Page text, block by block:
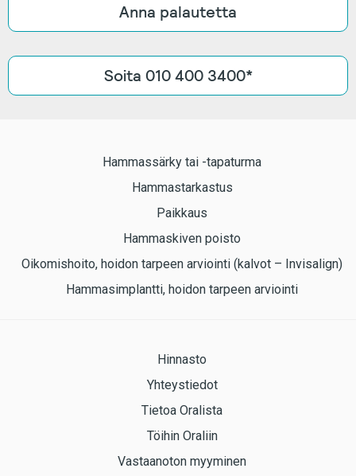
Anna palautetta
Soita 010 400 3400*
Hammassärky tai -tapaturma
Hammastarkastus
Paikkaus
Hammaskiven poisto
Oikomishoito, hoidon tarpeen arviointi (kalvot – Invisalign)
Hammasimplantti, hoidon tarpeen arviointi
Hinnasto
Yhteystiedot
Tietoa Oralista
Töihin Oraliin
Vastaanoton myyminen